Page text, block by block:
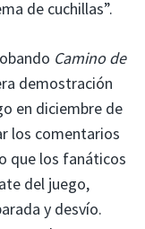
de cuchillas”.
Camino de
demostración
en diciembre de
los comentarios
que los fanáticos
del juego,
y desvío.